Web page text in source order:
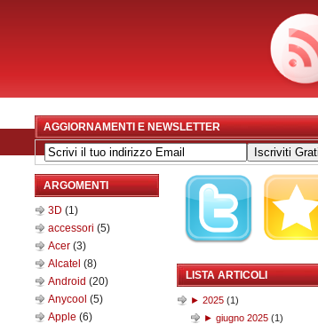
AGGIORNAMENTI E NEWSLETTER
ARGOMENTI
3D (1)
accessori (5)
Acer (3)
Alcatel (8)
Android (20)
Anycool (5)
Apple (6)
LISTA ARTICOLI
► 2025 (1)
► giugno 2025 (1)